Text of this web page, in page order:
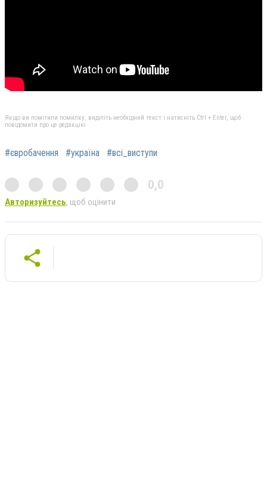
Якщо ви помітили помилку, виділіть необхідний текст і натисніть Ctrl + Enter, щоб
повідомити про це редакцію
#євробачення #україна #всі_виступи
0,0
Авторизуйтесь, щоб оцінити